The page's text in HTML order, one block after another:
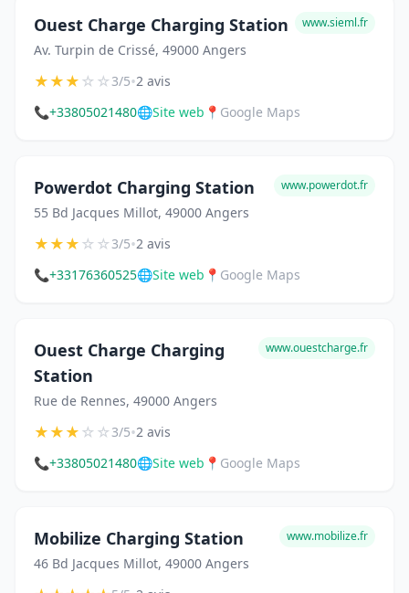
Ouest Charge Charging Station
Av. Turpin de Crissé, 49000 Angers
www.sieml.fr
★★★☆☆3/5•2 avis
📞+33805021480🌐Site web 📍 Google Maps
Powerdot Charging Station
55 Bd Jacques Millot, 49000 Angers
www.powerdot.fr
★★★☆☆3/5•2 avis
📞+33176360525🌐Site web 📍 Google Maps
Ouest Charge Charging
Station
Rue de Rennes, 49000 Angers
www.ouestcharge.fr
★★★☆☆3/5•2 avis
📞+33805021480🌐Site web 📍 Google Maps
Mobilize Charging Station
46 Bd Jacques Millot, 49000 Angers
www.mobilize.fr